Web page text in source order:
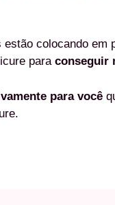
colocando em
para conseguir
para você